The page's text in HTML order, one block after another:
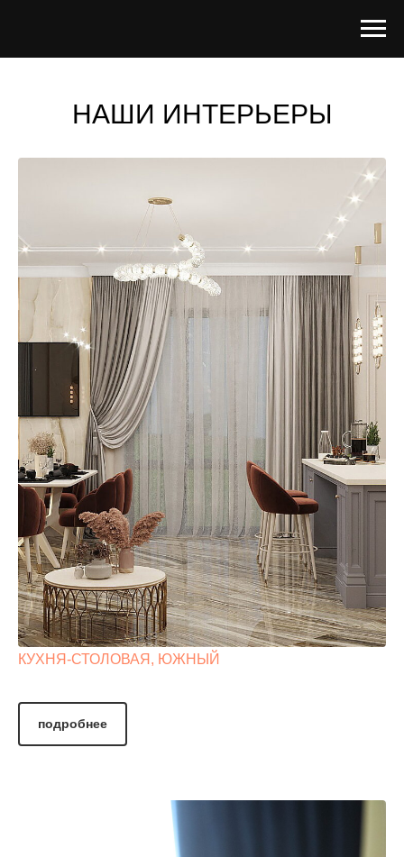
НАШИ ИНТЕРЬЕРЫ
КУХНЯ-СТОЛОВАЯ, ЮЖНЫЙ
подробнее